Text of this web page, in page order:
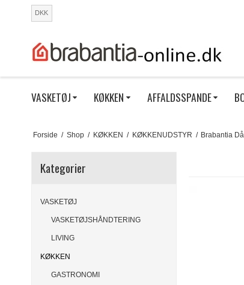
DKK
VASKETØJ KØKKEN AFFALDSSPANDE
Forside / Shop / KØKKEN / KØKKENUDSTYR / Brabantia
Kategorier
VASKETØJ
VASKETØJSHÅNDTERING
LIVING
KØKKEN
GASTRONOMI